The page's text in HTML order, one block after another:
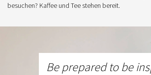
besuchen? Kaffee und Tee stehen bereit.
Be prepared to be